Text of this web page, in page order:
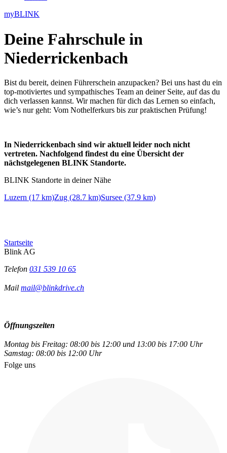
myBLINK
Deine Fahrschule in
Niederrickenbach
Bist du bereit, deinen Führerschein anzupacken? Bei uns hast du ein
top-motiviertes und sympathisches Team an deiner Seite, auf das du
dich verlassen kannst. Wir machen für dich das Lernen so einfach,
wie’s nur geht: Vom Nothelferkurs bis zur praktischen Prüfung!
In Niederrickenbach sind wir aktuell leider noch nicht
vertreten. Nachfolgend findest du eine Übersicht der
nächstgelegenen BLINK Standorte.
BLINK Standorte in deiner Nähe
Luzern (17 km)Zug (28.7 km)Sursee (37.9 km)
Startseite
Blink AG
Telefon 031 539 10 65
Mail mail@blinkdrive.ch
Öffnungszeiten
Montag bis Freitag: 08:00 bis 12:00 und 13:00 bis 17:00 Uhr
Samstag: 08:00 bis 12:00 Uhr
Folge uns